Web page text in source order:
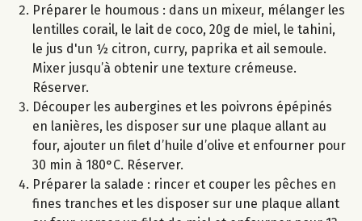
Préparer le houmous : dans un mixeur, mélanger les
lentilles corail, le lait de coco, 20g de miel, le tahini,
le jus d'un ½ citron, curry, paprika et ail semoule.
Mixer jusqu’à obtenir une texture crémeuse.
Réserver.
Découper les aubergines et les poivrons épépinés
en lanières, les disposer sur une plaque allant au
four, ajouter un filet d’huile d’olive et enfourner pour
30 min à 180°C. Réserver.
Préparer la salade : rincer et couper les pêches en
fines tranches et les disposer sur une plaque allant